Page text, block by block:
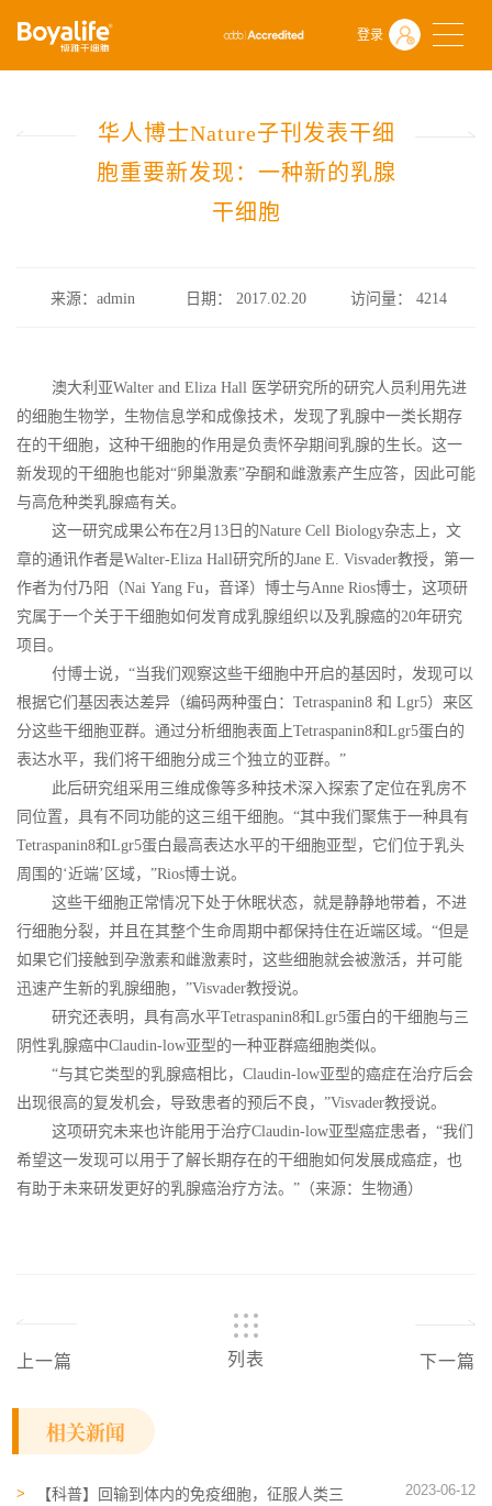
登录
首页 什么是干细胞
前沿动态
华人博士Nature子刊发表干细胞重要新发现：一种新的乳腺干细胞
华人博士Nature子刊发表干细
胞重要新发现：一种新的乳腺
干细胞
来源：admin 日期： 2017.02.20 访问量：4214
澳大利亚Walter and Eliza Hall 医学研究所的研究人员利用先进
的细胞生物学，生物信息学和成像技术，发现了乳腺中一类长期存
在的干细胞，这种干细胞的作用是负责怀孕期间乳腺的生长。这一
新发现的干细胞也能对“卵巢激素”孕酮和雌激素产生应答，因此可能
与高危种类乳腺癌有关。
这一研究成果公布在2月13日的Nature Cell Biology杂志上，文
章的通讯作者是Walter-Eliza Hall研究所的Jane E. Visvader教授，第一
作者为付乃阳（Nai Yang Fu，音译）博士与Anne Rios博士，这项研
究属于一个关于干细胞如何发育成乳腺组织以及乳腺癌的20年研究
项目。
付博士说，“当我们观察这些干细胞中开启的基因时，发现可以
根据它们基因表达差异（编码两种蛋白：Tetraspanin8 和 Lgr5）来区
分这些干细胞亚群。通过分析细胞表面上Tetraspanin8和Lgr5蛋白的
表达水平，我们将干细胞分成三个独立的亚群。”
此后研究组采用三维成像等多种技术深入探索了定位在乳房不
同位置，具有不同功能的这三组干细胞。“其中我们聚焦于一种具有
Tetraspanin8和Lgr5蛋白最高表达水平的干细胞亚型，它们位于乳头
周围的‘近端’区域，”Rios博士说。
这些干细胞正常情况下处于休眠状态，就是静静地带着，不进
行细胞分裂，并且在其整个生命周期中都保持住在近端区域。“但是
如果它们接触到孕激素和雌激素时，这些细胞就会被激活，并可能
迅速产生新的乳腺细胞，”Visvader教授说。
研究还表明，具有高水平Tetraspanin8和Lgr5蛋白的干细胞与三
阴性乳腺癌中Claudin-low亚型的一种亚群癌细胞类似。
“与其它类型的乳腺癌相比，Claudin-low亚型的癌症在治疗后会
出现很高的复发机会，导致患者的预后不良，”Visvader教授说。
这项研究未来也许能用于治疗Claudin-low亚型癌症患者，“我们
希望这一发现可以用于了解长期存在的干细胞如何发展成癌症，也
有助于未来研发更好的乳腺癌治疗方法。”（来源：生物通）
上一篇 列表 下一篇
相关新闻
【科普】回输到体内的免疫细胞，征服人类三
2023-06-12